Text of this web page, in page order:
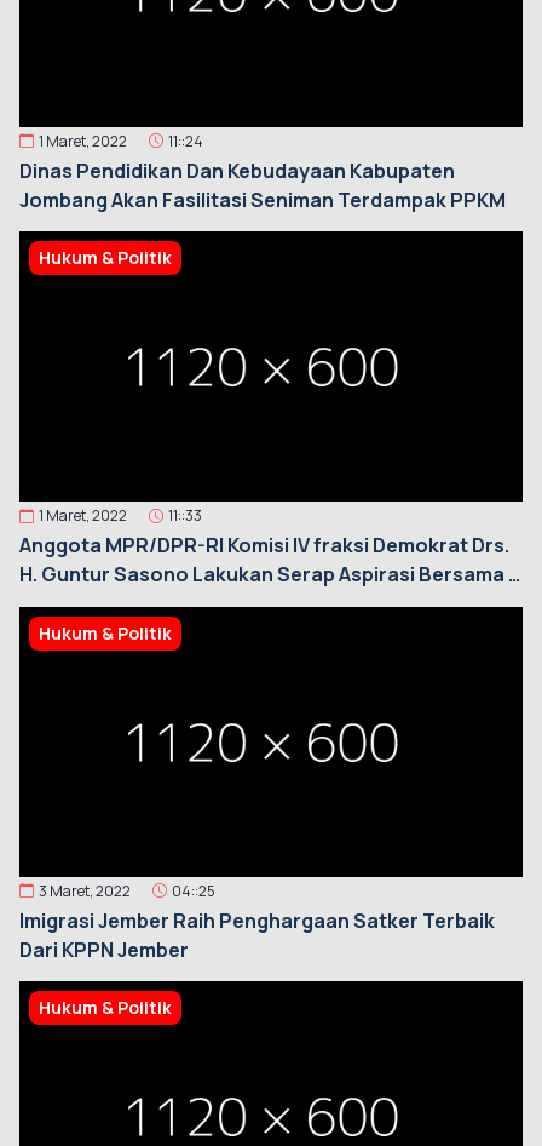
1 Maret, 2022 11::24
Dinas Pendidikan Dan Kebudayaan Kabupaten
Jombang Akan Fasilitasi Seniman Terdampak PPKM
Hukum & Politik
1 Maret, 2022 11::33
Anggota MPR/DPR-RI Komisi IV fraksi Demokrat Drs.
H. Guntur Sasono Lakukan Serap Aspirasi Bersama 4
Pilar di Desa Wringinpitu
Hukum & Politik
3 Maret, 2022 04::25
Imigrasi Jember Raih Penghargaan Satker Terbaik
Dari KPPN Jember
Hukum & Politik